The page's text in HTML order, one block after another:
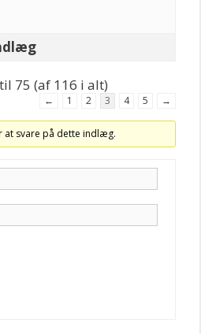
75 (af 116 i alt)
← 1 2 3 4 5 →
at svare på dette indlæg.